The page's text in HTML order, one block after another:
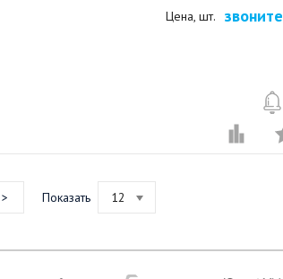
Цена, шт. звоните
Показать 12